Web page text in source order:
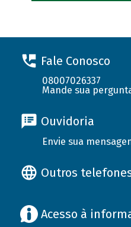
Fale Conosco
08007026337
Mande sua
Ouvidoria
Envie sua
Outros
Acesso à